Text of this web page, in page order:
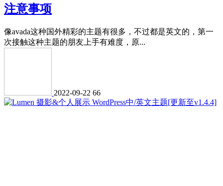
注意事项
像avada这种国外精彩的主题有很多，不过都是英文的，第一
次接触这种主题的朋友上手有难度，原...
2022-09-22 66